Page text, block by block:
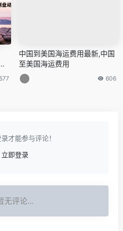
577
中国到美国海运费用最新,中国
至美国海运费用
606
才能参与评论！
立即登录
无评论...